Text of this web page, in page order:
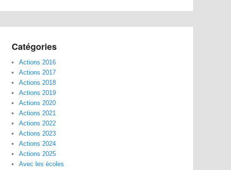
Catégories
Actions 2016
Actions 2017
Actions 2018
Actions 2019
Actions 2020
Actions 2021
Actions 2022
Actions 2023
Actions 2024
Actions 2025
Avec les écoles